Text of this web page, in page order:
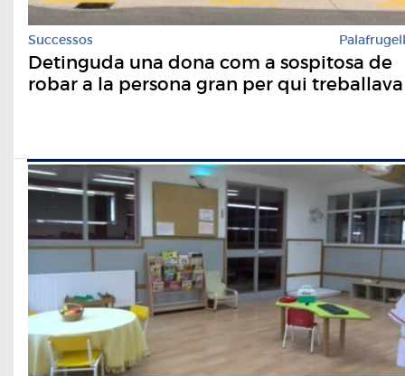
Successos Palafrugell
Detinguda una dona com a sospitosa de
robar a la persona gran per qui treballava